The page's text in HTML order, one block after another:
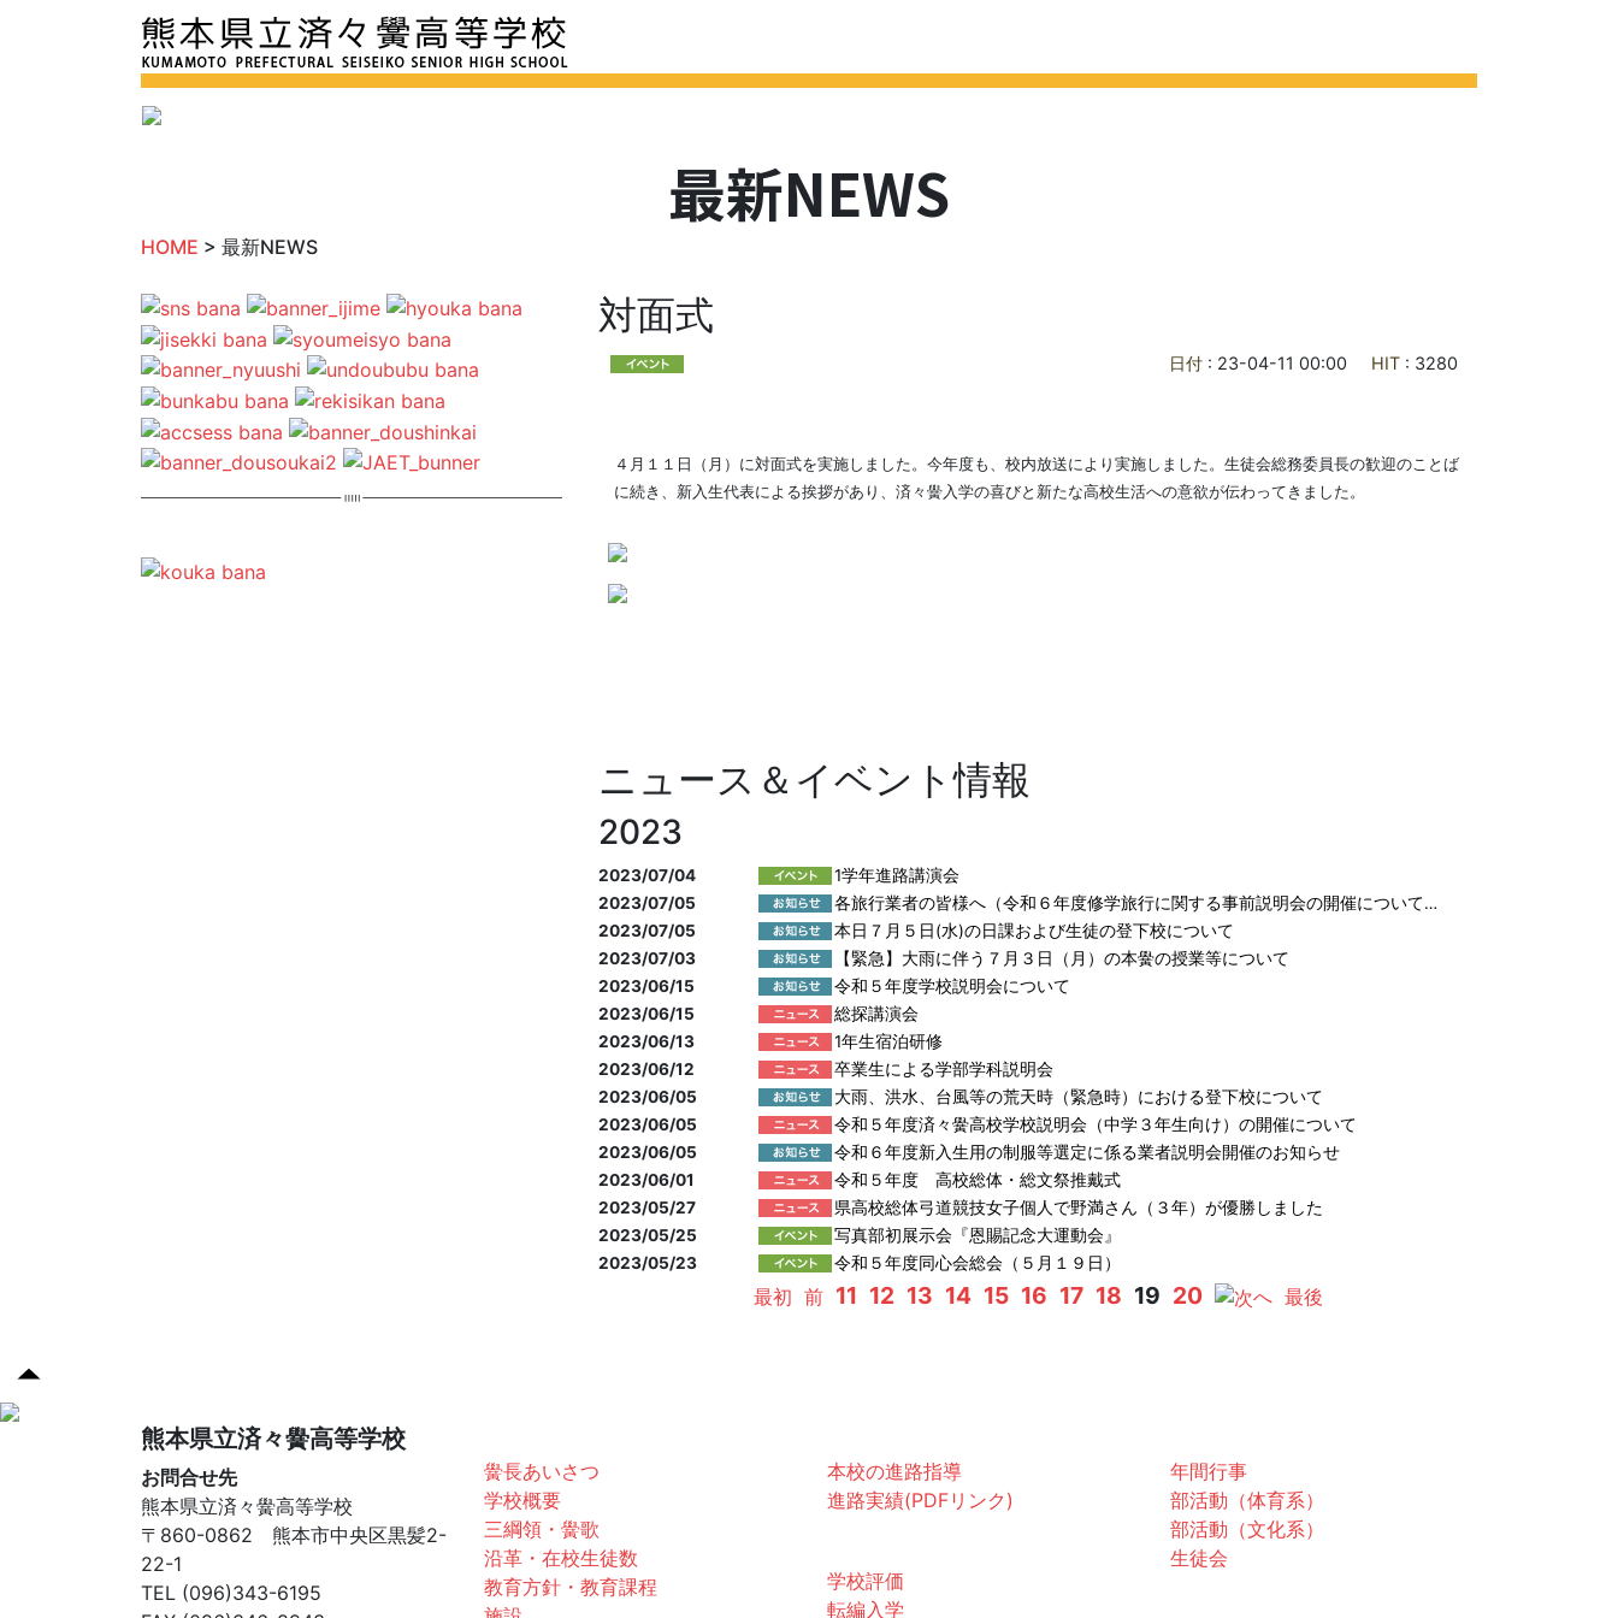
最新NEWS
HOME > 最新NEWS
対面式
日付 : 23-04-11 00:00 HIT : 3280
４月１１日（月）に対面式を実施しました。今年度も、校内放送により実施しました。生徒会総務委員長の歓迎のことば
に続き、新入生代表による挨拶があり、済々黌入学の喜びと新たな高校生活への意欲が伝わってきました。
ニュース＆イベント情報
2023
2023/07/04
1学年進路講演会
2023/07/05
各旅行業者の皆様へ（令和６年度修学旅行に関する事前説明会の開催について…
2023/07/05
本日７月５日(水)の日課および生徒の登下校について
2023/07/03
【緊急】大雨に伴う７月３日（月）の本黌の授業等について
2023/06/15
令和５年度学校説明会について
2023/06/15
総探講演会
2023/06/13
1年生宿泊研修
2023/06/12
卒業生による学部学科説明会
2023/06/05
大雨、洪水、台風等の荒天時（緊急時）における登下校について
2023/06/05
令和５年度済々黌高校学校説明会（中学３年生向け）の開催について
2023/06/05
令和６年度新入生用の制服等選定に係る業者説明会開催のお知らせ
2023/06/01
令和５年度 高校総体・総文祭推戴式
2023/05/27
県高校総体弓道競技女子個人で野満さん（３年）が優勝しました
2023/05/25
写真部初展示会『恩賜記念大運動会』
2023/05/23
令和５年度同心会総会（５月１９日）
最初 前 11 12 13 14 15 16 17 18 19 20 へ 最後
熊本県立済々黌高等学校
お問合せ先
熊本県立済々黌高等学校
〒860-0862 熊本市中央区黒髪2-
22-1
TEL (096)343-6195
黌長あいさつ
学校概要
三綱領・黌歌
沿革・在校生徒数
教育方針・教育課程
本校の進路指導
進路実績(PDFリンク)
学校評価
転編入学
年間行事
部活動（体育系）
部活動（文化系）
生徒会